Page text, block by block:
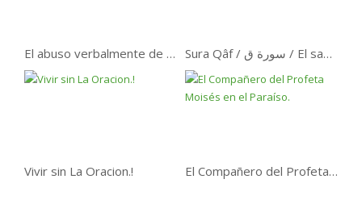
El abuso verbalmente de un musulman . Sura Qâf / سورة ق / El sagrado Coran ( parte -1 )
Vivir sin La Oracion.! El Compañero del Profeta Moisés en el Paraíso.